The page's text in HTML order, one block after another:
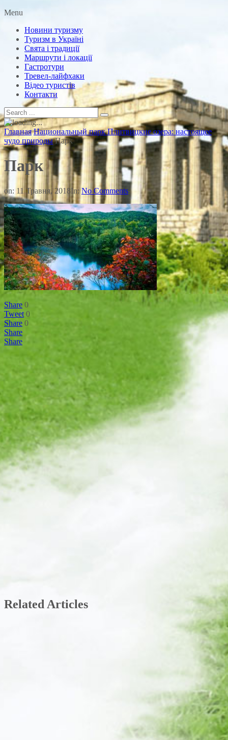
Menu
Новини туризму
Туризм в Україні
Свята і традиції
Маршрути і локації
Гастротури
Тревел-лайфхаки
Відео туристів
Контакти
Главная Национальный парк Плитвицкие озера: настоящее
чудо природы Парк
Парк
on: 11 Травня, 2018In: No Comments
Share 0
Tweet 0
Share 0
Share
Share
Related Articles